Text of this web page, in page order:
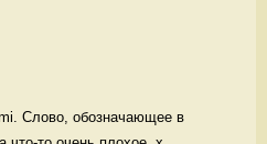
Слово, обозначающее в